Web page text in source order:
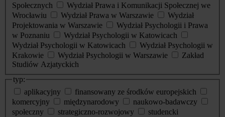
Społecznych
Wydział Prawa i Komunikacji Społecznej we
Wrocławiu
Wydział Prawa w Warszawie
Wydział
Projektowania w Warszawie
Wydział Psychologii i Prawa
w Poznaniu
Wydział Psychologii w Katowicach
Wydział Psychologii w Katowicach
Wydział Psychologii w
Krakowie
Wydział Psychologii w Warszawie
Zakład
Studiów Azjatyckich
typ:
aplikacyjny
finansowany ze środków europejskich
komercyjny
międzynarodowy
naukowo-badawczy
społeczny
strategiczno-rozwojowy
studencki